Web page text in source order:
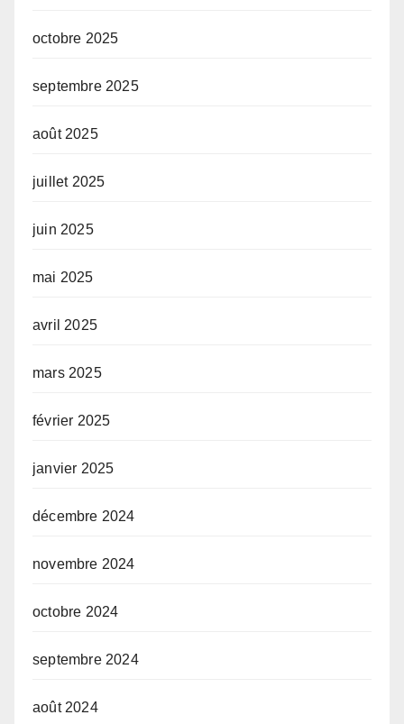
octobre 2025
septembre 2025
août 2025
juillet 2025
juin 2025
mai 2025
avril 2025
mars 2025
février 2025
janvier 2025
décembre 2024
novembre 2024
octobre 2024
septembre 2024
août 2024